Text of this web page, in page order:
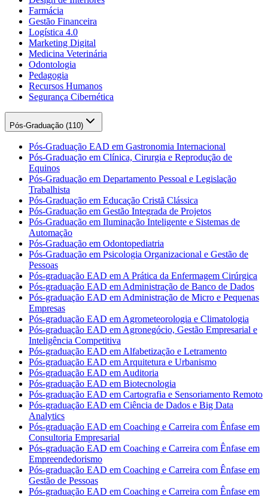
Farmácia
Gestão Financeira
Logística 4.0
Marketing Digital
Medicina Veterinária
Odontologia
Pedagogia
Recursos Humanos
Segurança Cibernética
Pós-Graduação (110)
Pós-Graduação EAD em Gastronomia Internacional
Pós-Graduação em Clínica, Cirurgia e Reprodução de
Equinos
Pós-Graduação em Departamento Pessoal e Legislação
Trabalhista
Pós-Graduação em Educação Cristã Clássica
Pós-Graduação em Gestão Integrada de Projetos
Pós-Graduação em Iluminação Inteligente e Sistemas de
Automação
Pós-Graduação em Odontopediatria
Pós-Graduação em Psicologia Organizacional e Gestão de
Pessoas
Pós-graduação EAD em A Prática da Enfermagem Cirúrgica
Pós-graduação EAD em Administração de Banco de Dados
Pós-graduação EAD em Administração de Micro e Pequenas
Empresas
Pós-graduação EAD em Agrometeorologia e Climatologia
Pós-graduação EAD em Agronegócio, Gestão Empresarial e
Inteligência Competitiva
Pós-graduação EAD em Alfabetização e Letramento
Pós-graduação EAD em Arquitetura e Urbanismo
Pós-graduação EAD em Auditoria
Pós-graduação EAD em Biotecnologia
Pós-graduação EAD em Cartografia e Sensoriamento Remoto
Pós-graduação EAD em Ciência de Dados e Big Data
Analytics
Pós-graduação EAD em Coaching e Carreira com Ênfase em
Consultoria Empresarial
Pós-graduação EAD em Coaching e Carreira com Ênfase em
Empreendedorismo
Pós-graduação EAD em Coaching e Carreira com Ênfase em
Gestão de Pessoas
Pós-graduação EAD em Coaching e Carreira com Ênfase em